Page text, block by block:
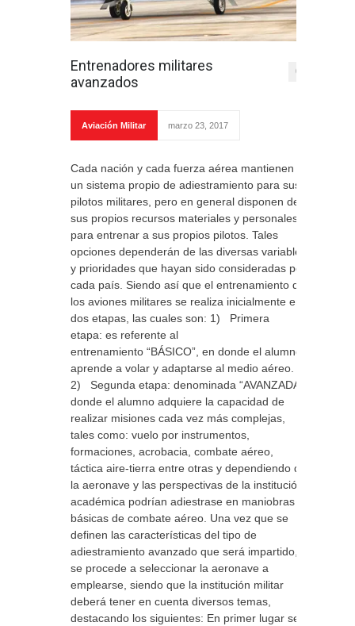
Entrenadores militares
avanzados
0
Aviación Militar marzo 23, 2017
Cada nación y cada fuerza aérea mantienen
un sistema propio de adiestramiento para sus
pilotos militares, pero en general disponen de
sus propios recursos materiales y personales
para entrenar a sus propios pilotos. Tales
opciones dependerán de las diversas variables
y prioridades que hayan sido consideradas por
cada país. Siendo así que el entrenamiento de
los aviones militares se realiza inicialmente en
dos etapas, las cuales son: 1) Primera
etapa: es referente al
entrenamiento “BÁSICO”, en donde el alumno
aprende a volar y adaptarse al medio aéreo.
2) Segunda etapa: denominada “AVANZADA”,
donde el alumno adquiere la capacidad de
realizar misiones cada vez más complejas,
tales como: vuelo por instrumentos,
formaciones, acrobacia, combate aéreo,
táctica aire-tierra entre otras y dependiendo de
la aeronave y las perspectivas de la institución
académica podrían adiestrase en maniobras
básicas de combate aéreo. Una vez que se
definen las características del tipo de
adiestramiento avanzado que será impartido,
se procede a seleccionar la aeronave a
emplearse, siendo que la institución militar
deberá tener en cuenta diversos temas,
destacando los siguientes: En primer lugar se